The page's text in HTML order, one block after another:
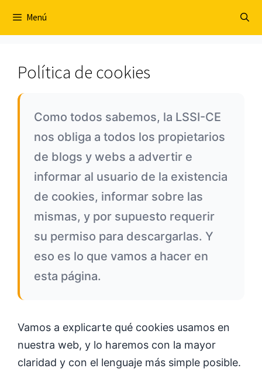
Menú
Política de cookies
Como todos sabemos, la LSSI-CE
nos obliga a todos los propietarios
de blogs y webs a advertir e
informar al usuario de la existencia
de cookies, informar sobre las
mismas, y por supuesto requerir
su permiso para descargarlas. Y
eso es lo que vamos a hacer en
esta página.
Vamos a explicarte qué cookies usamos en
nuestra web, y lo haremos con la mayor
claridad y con el lenguaje más simple posible.